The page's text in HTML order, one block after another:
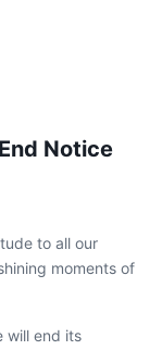
Notice
to all our
moments of
will end its